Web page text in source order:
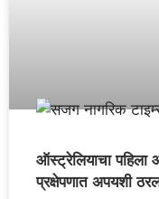
ऑस्ट्रेलियाचा पहिला
प्रक्षेपणात अपयशी